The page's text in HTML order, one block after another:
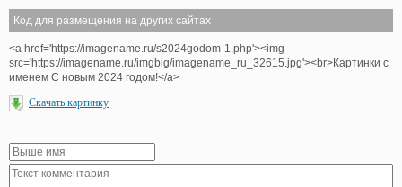
Код для размещения на других сайтах
<a href='https://imagename.ru/s2024godom-1.php'><img
src='https://imagename.ru/imgbig/imagename_ru_32615.jpg'><br>Картинки с
именем С новым 2024 годом!</a>
Скачать картинку